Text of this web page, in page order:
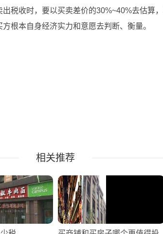
税收时，要以买卖差价的30%~40%去估算
根本自身经济实力和意愿去判断、衡量。
相关推荐